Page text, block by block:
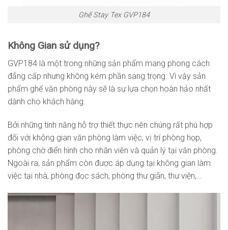
Ghế Stay Tex GVP184
Không Gian sử dụng?
GVP184 là một trong những sản phẩm mang phong cách
đẳng cấp nhưng không kém phần sang trọng. Vì vậy sản
phẩm ghế văn phòng này sẽ là sự lựa chọn hoàn hảo nhất
dành cho khách hàng.
Bởi những tính năng hỗ trợ thiết thực nên chúng rất phù hợp
đối với không gian văn phòng làm việc, vị trí phòng họp,
phòng chờ điển hình cho nhân viên và quản lý tại văn phòng.
Ngoài ra, sản phẩm còn được áp dụng tại không gian làm
việc tại nhà, phòng đọc sách, phòng thư giãn, thư viện,…